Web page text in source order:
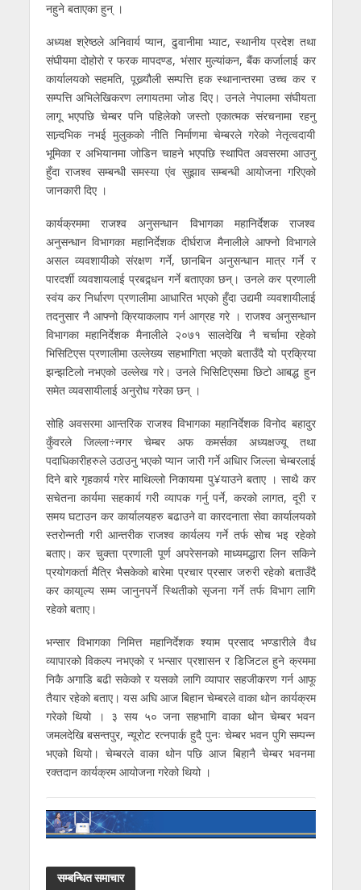
नहुने बताएका हुन् ।
अध्यक्ष श्रेष्ठले अनिवार्य प्यान, ढुवानीमा भ्याट, स्थानीय प्रदेश तथा
संघीयमा दोहोरो र फरक मापदण्ड, भंसार मुल्यांकन, बैंक कर्जालाई कर
कार्यालयको सहमति, पूख्र्यौली सम्पत्ति हक स्थानान्तरमा उच्च कर र
सम्पत्ति अभिलेखिकरण लगायतमा जोड दिए। उनले नेपालमा संघीयता
लागू भएपछि चेम्बर पनि पहिलेको जस्तो एकात्मक संरचनामा रहनु
सान्र्दभिक नभई मुलुकको नीति निर्माणमा चेम्बरले गरेको नेतृत्वदायी
भूमिका र अभियानमा जोडिन चाहने भएपछि स्थापित अवसरमा आउनु
हुँदा राजश्व सम्बन्धी समस्या एंव सुझाव सम्बन्धी आयोजना गरिएको
जानकारी दिए ।
कार्यक्रममा राजश्व अनुसन्धान विभागका महानिर्देशक राजश्व
अनुसन्धान विभागका महानिर्देशक दीर्घराज मैनालीले आफ्नो विभागले
असल व्यवशायीको संरक्षण गर्ने, छानबिन अनुसन्धान मात्र गर्ने र
पारदर्शी व्यवशायलाई प्रबद्र्धन गर्ने बताएका छन्। उनले कर प्रणाली
स्वंय कर निर्धारण प्रणालीमा आधारित भएको हुँदा उद्यमी व्यवशायीलाई
तदनुसार नै आफ्नो क्रियाकलाप गर्न आग्रह गरे । राजश्व अनुसन्धान
विभागका महानिर्देशक मैनालीले २०७१ सालदेखि नै चर्चामा रहेको
भिसिटिएस प्रणालीमा उल्लेख्य सहभागिता भएको बताउँदै यो प्रक्रिया
झन्झटिलो नभएको उल्लेख गरे। उनले भिसिटिएसमा छिटो आबद्ध हुन
समेत व्यवसायीलाई अनुरोध गरेका छन् ।
सोहि अवसरमा आन्तरिक राजश्व विभागका महानिर्देशक विनोद बहादुर
कुँवरले जिल्ला÷नगर चेम्बर अफ कमर्सका अध्यक्षज्यू तथा
पदाधिकारीहरुले उठाउनु भएको प्यान जारी गर्ने अधिार जिल्ला चेम्बरलाई
दिने बारे गृहकार्य गरेर माथिल्लो निकायमा पु¥याउने बताए । साथै कर
सचेतना कार्यमा सहकार्य गरी व्यापक गर्नु पर्ने, करको लागत, दूरी र
समय घटाउन कर कार्यालयहरु बढाउने वा कारदनाता सेवा कार्यालयको
स्तरोन्नती गरी आन्तरीक राजश्व कार्यलय गर्ने तर्फ सोच भइ रहेको
बताए। कर चुक्ता प्रणाली पूर्ण अपरेसनको माध्यमद्धारा लिन सकिने
प्रयोगकर्ता मैत्रि भैसकेको बारेमा प्रचार प्रसार जरुरी रहेको बताउँदै
कर कायाृल्य सम्म जानुनपर्ने स्थितीको सृजना गर्ने तर्फ विभाग लागि
रहेको बताए।
भन्सार विभागका निमित्त महानिर्देशक श्याम प्रसाद भण्डारीले वैध
व्यापारको विकल्प नभएको र भन्सार प्रशासन र डिजिटल हुने क्रममा
निकै अगाडि बढी सकेको र यसको लागि व्यापार सहजीकरण गर्न आफू
तैयार रहेको बताए। यस अघि आज बिहान चेम्बरले वाका थोन कार्यक्रम
गरेको थियो । ३ सय ५० जना सहभागि वाका थोन चेम्बर भवन
जमलदेखि बसन्तपुर, न्यूरोट रत्नपार्क हुदै पुनः चेम्बर भवन पुगि सम्पन्न
भएको थियो। चेम्बरले वाका थोन पछि आज बिहानै चेम्बर भवनमा
रक्तदान कार्यक्रम आयोजना गरेको थियो ।
सम्बन्धित समाचार